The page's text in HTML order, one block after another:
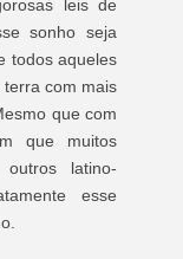
leis de
sonho seja
todos aqueles
com mais
que com
que muitos
latino-
esse